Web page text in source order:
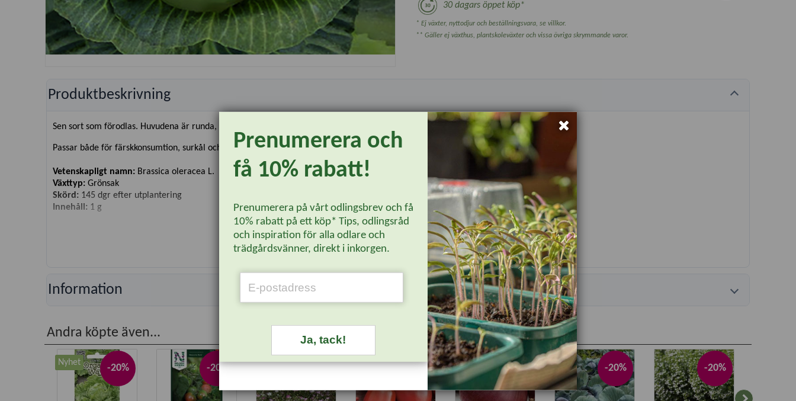
30 dagars öppet köp*
* Ej växter, nyttodjur och beställningsvara, se villkor.
** Gäller ej växthus, plantskoleväxter och vissa övriga skrymmande varor.
Produktbeskrivning
Sen sort som förodlas. Huvudena är runda, sprickfria, mycket fasta, grågröna till färgen och väger 3-4 kg.
Passar både för färskkonsumtion, surkål och vinterförvaring.
Vetenskapligt namn: Brassica oleracea L.
Växttyp: Grönsak
Skörd: 145 dgr efter utplantering
Innehåll: 1 g
Läs mer...
Information
Andra köpte även...
-20%
Nyhet -20% -20% -20% -20% -20% -20%
Prenumerera och
få 10% rabatt!
Prenumerera på vårt odlingsbrev och få
10% rabatt på ett köp* Tips, odlingsråd
och inspiration för alla odlare och
trädgårdsvänner, direkt i inkorgen.
Ja, tack!